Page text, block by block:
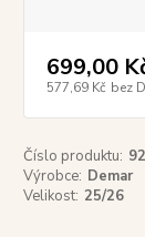
699,00
577,69 Kč bez
Číslo produktu:
Výrobce: Demar
Velikost: 25/26